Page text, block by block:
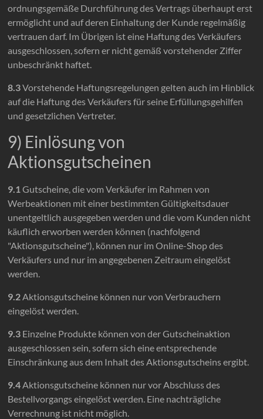
ordnungsgemäße Durchführung des Vertrags überhaupt erst
ermöglicht und auf deren Einhaltung der Kunde regelmäßig
vertrauen darf. Im Übrigen ist eine Haftung des Verkäufers
ausgeschlossen, sofern er nicht gemäß vorstehender Ziffer
unbeschränkt haftet.
8.3Vorstehende Haftungsregelungen gelten auch im Hinblick
auf die Haftung des Verkäufers für seine Erfüllungsgehilfen
und gesetzlichen Vertreter.
9) Einlösung von
Aktionsgutscheinen
9.1 Gutscheine, die vom Verkäufer im Rahmen von
Werbeaktionen mit einer bestimmten Gültigkeitsdauer
unentgeltlich ausgegeben werden und die vom Kunden nicht
käuflich erworben werden können (nachfolgend
"Aktionsgutscheine"), können nur im Online-Shop des
Verkäufers und nur im angegebenen Zeitraum eingelöst
werden.
9.2 Aktionsgutscheine können nur von Verbrauchern
eingelöst werden.
9.3 Einzelne Produkte können von der Gutscheinaktion
ausgeschlossen sein, sofern sich eine entsprechende
Einschränkung aus dem Inhalt des Aktionsgutscheins ergibt.
9.4 Aktionsgutscheine können nur vor Abschluss des
Bestellvorgangs eingelöst werden. Eine nachträgliche
Verrechnung ist nicht möglich.